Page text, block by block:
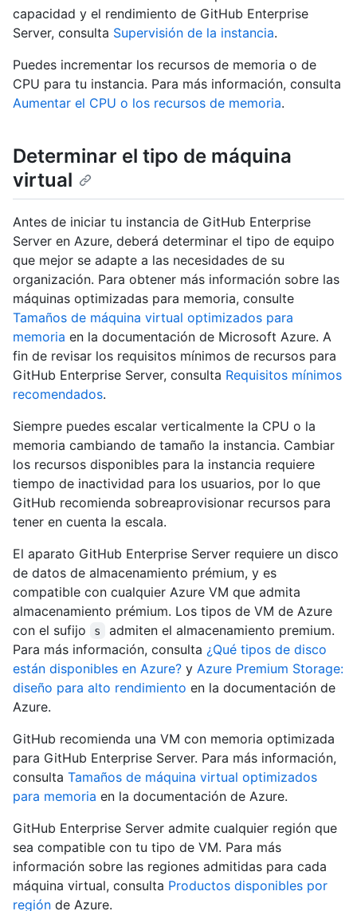
capacidad y el rendimiento de GitHub Enterprise
Server, consulta Supervisión de la instancia.
Puedes incrementar los recursos de memoria o de
CPU para tu instancia. Para más información, consulta
Aumentar el CPU o los recursos de memoria.
Determinar el tipo de máquina
virtual
Antes de iniciar tu instancia de GitHub Enterprise
Server en Azure, deberá determinar el tipo de equipo
que mejor se adapte a las necesidades de su
organización. Para obtener más información sobre las
máquinas optimizadas para memoria, consulte
Tamaños de máquina virtual optimizados para
memoria en la documentación de Microsoft Azure. A
fin de revisar los requisitos mínimos de recursos para
GitHub Enterprise Server, consulta Requisitos mínimos
recomendados.
Siempre puedes escalar verticalmente la CPU o la
memoria cambiando de tamaño la instancia. Cambiar
los recursos disponibles para la instancia requiere
tiempo de inactividad para los usuarios, por lo que
GitHub recomienda sobreaprovisionar recursos para
tener en cuenta la escala.
El aparato GitHub Enterprise Server requiere un disco
de datos de almacenamiento prémium, y es
compatible con cualquier Azure VM que admita
almacenamiento prémium. Los tipos de VM de Azure
con el sufijo
s
admiten el almacenamiento premium.
Para más información, consulta ¿Qué tipos de disco
están disponibles en Azure? y Azure Premium Storage:
diseño para alto rendimiento en la documentación de
Azure.
GitHub recomienda una VM con memoria optimizada
para GitHub Enterprise Server. Para más información,
consulta Tamaños de máquina virtual optimizados
para memoria en la documentación de Azure.
GitHub Enterprise Server admite cualquier región que
sea compatible con tu tipo de VM. Para más
información sobre las regiones admitidas para cada
máquina virtual, consulta Productos disponibles por
región de Azure.